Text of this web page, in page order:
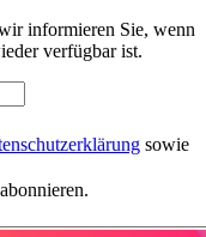
informieren Sie, wenn
verfügbar ist.
sowie